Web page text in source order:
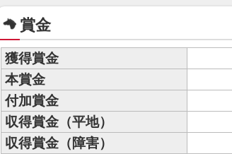
賞金
獲得賞金
本賞金
付加賞金
収得賞金（平地）
収得賞金（障害）